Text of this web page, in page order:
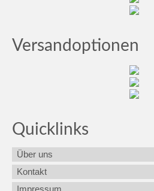
Versandoptionen
Quicklinks
Über uns
Kontakt
Impressum